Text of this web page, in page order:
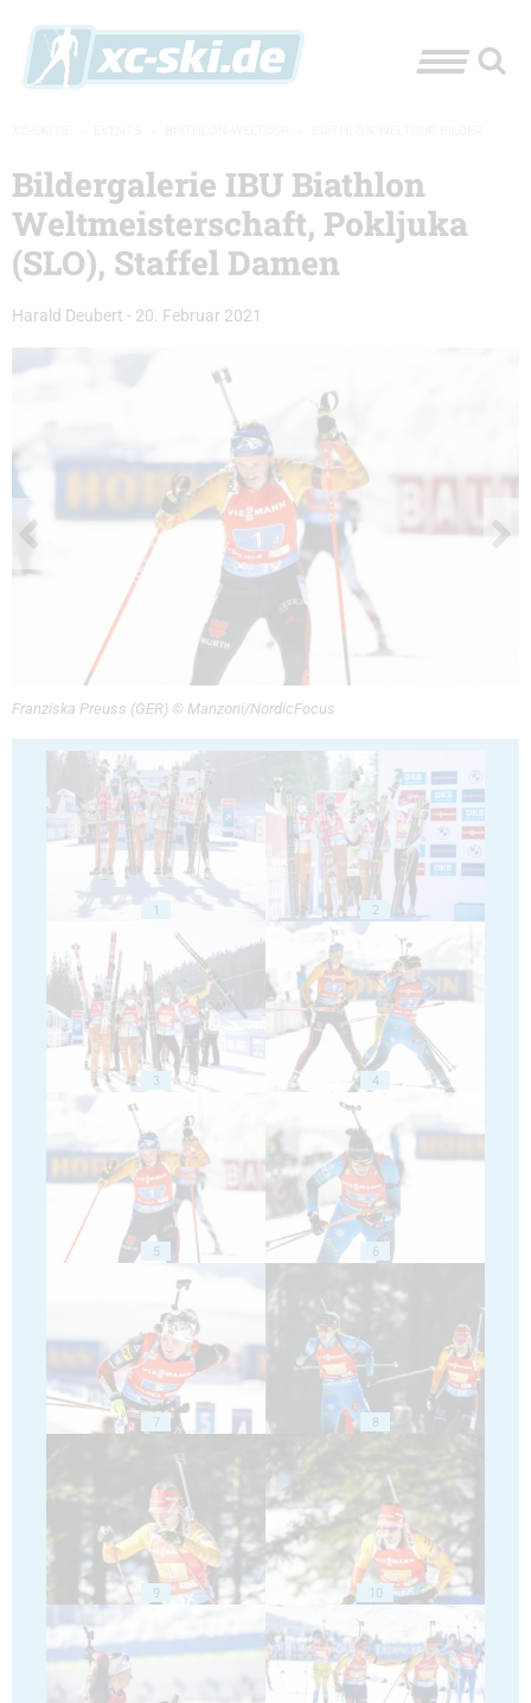
Bildergalerie IBU Biathlon
Weltmeisterschaft, Pokljuka
(SLO), Staffel Damen
Harald Deubert - 20. Februar 2021
Franziska Preuss (GER) © Manzoni/NordicFocus
1 2
3 4
5 6
7 8
9 10